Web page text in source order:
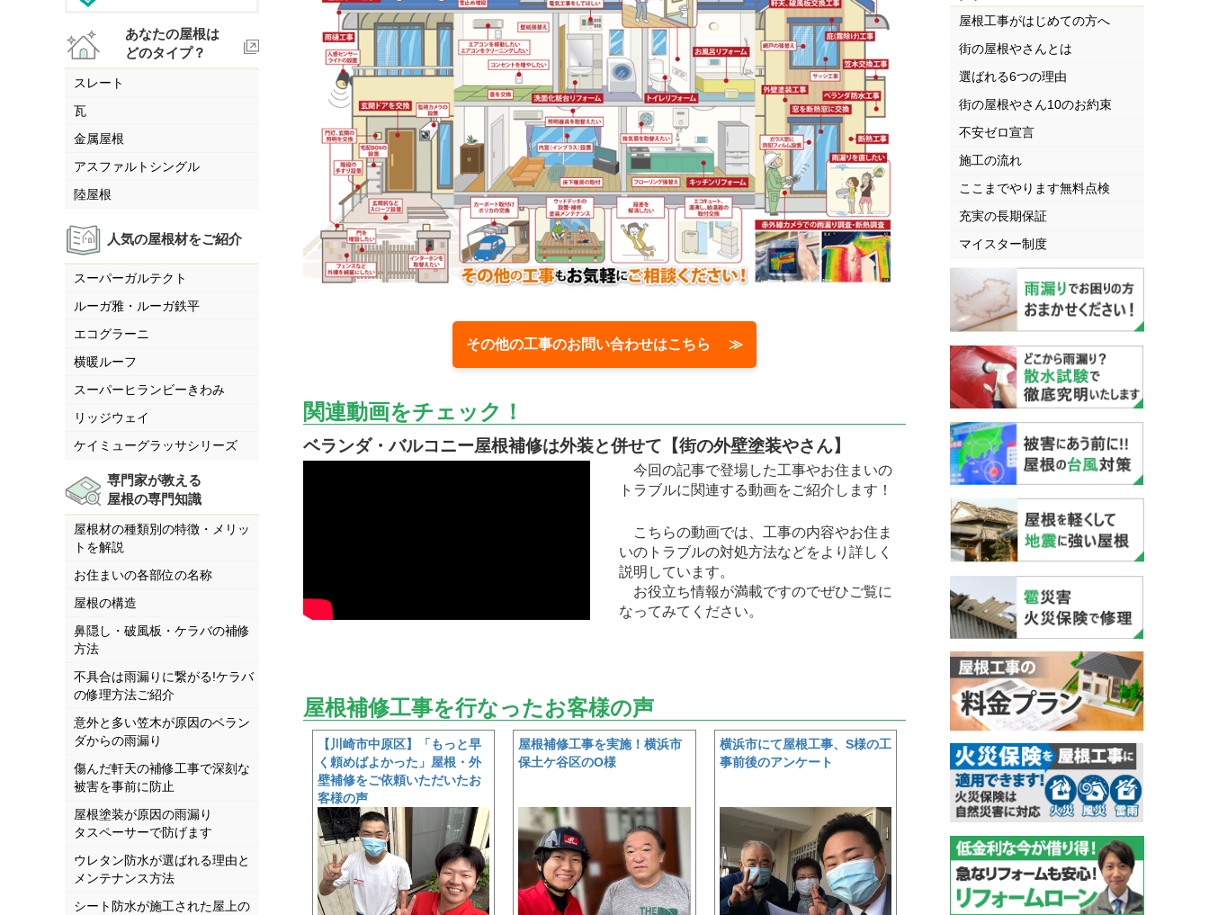
あなたの屋根は
どのタイプ？
スレート
瓦
金属屋根
アスファルトシングル
陸屋根
人気の屋根材をご紹介
スーパーガルテクト
ルーガ雅・ルーガ鉄平
エコグラーニ
横暖ルーフ
スーパーヒランビーきわみ
リッジウェイ
ケイミューグラッサシリーズ
専門家が教える
屋根の専門知識
屋根材の種類別の特徴・メリッ
トを解説
お住まいの各部位の名称
屋根の構造
鼻隠し・破風板・ケラバの補修
方法
不具合は雨漏りに繋がる!ケラバ
の修理方法ご紹介
意外と多い笠木が原因のベラン
ダからの雨漏り
傷んだ軒天の補修工事で深刻な
被害を事前に防止
屋根塗装が原因の雨漏り
タスペーサーで防げます
ウレタン防水が選ばれる理由と
メンテナンス方法
シート防水が施工された屋上の
その他の工事のお問い合わせはこちら ≫
関連動画をチェック！
ベランダ・バルコニー屋根補修は外装と併せて【街の外壁塗装やさん】
今回の記事で登場した工事やお住まいの
トラブルに関連する動画をご紹介します！
こちらの動画では、工事の内容やお住ま
いのトラブルの対処方法などをより詳しく
説明しています。
お役立ち情報が満載ですのでぜひご覧に
なってみてください。
屋根補修工事を行なったお客様の声
【川崎市中原区】「もっと早
く頼めばよかった」屋根・外
壁補修をご依頼いただいたお
客様の声
屋根補修工事を実施！横浜市
保土ケ谷区のO様
横浜市にて屋根工事、S様の工
事前後のアンケート
屋根工事がはじめての方へ
街の屋根やさんとは
選ばれる6つの理由
街の屋根やさん10のお約束
不安ゼロ宣言
施工の流れ
ここまでやります無料点検
充実の長期保証
マイスター制度